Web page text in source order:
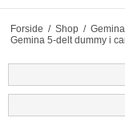
Forside / Shop /
Gemina 5-delt dummy i